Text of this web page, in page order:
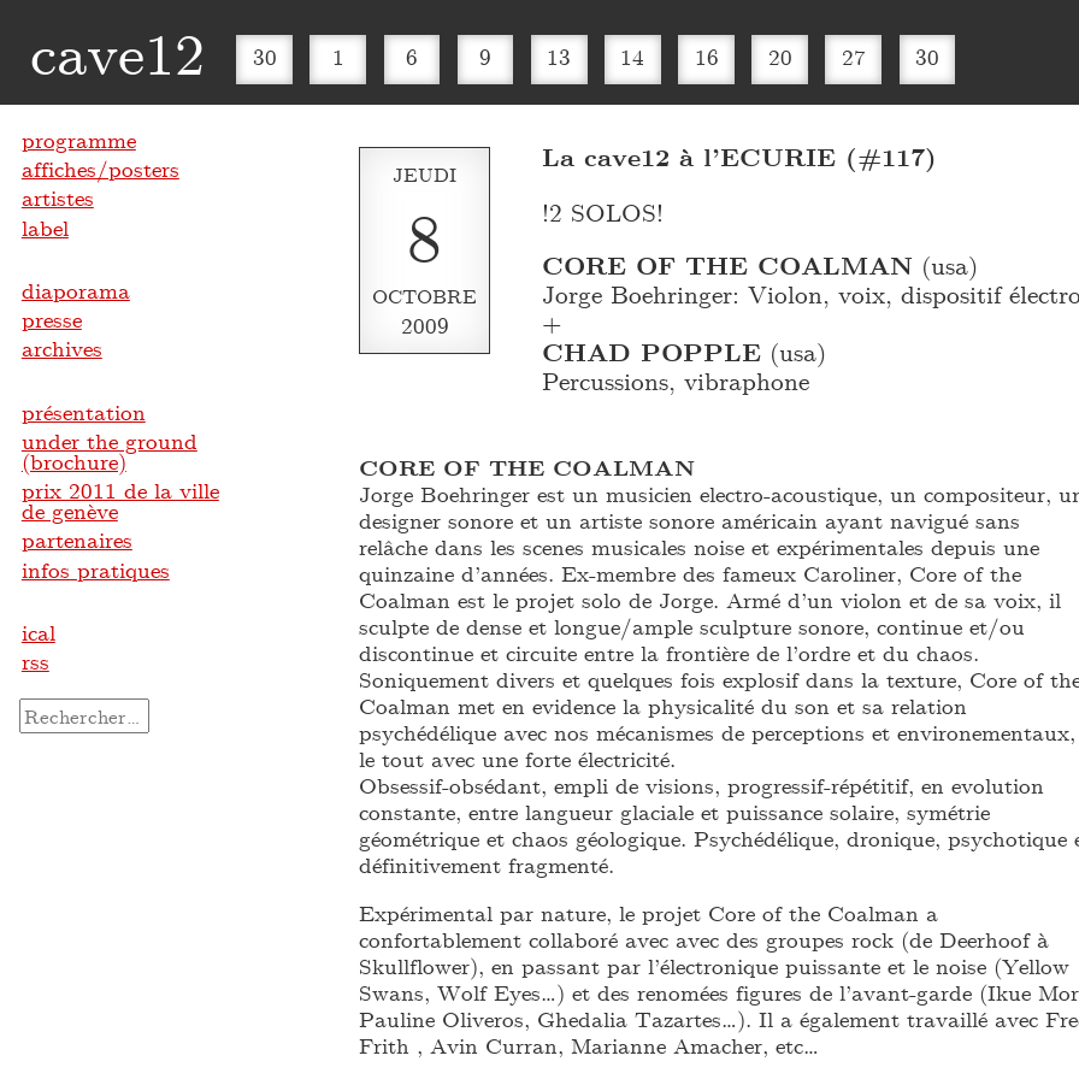
cave12 30 1 6 9 13 14 16 20 27 30
JEUDI
8
OCTOBRE
2009
La cave12 à l’ECURIE (#117)
!2 SOLOS!
CORE OF THE COALMAN (usa)
Jorge Boehringer: Violon, voix, dispositif
+
CHAD POPPLE (usa)
Percussions, vibraphone
CORE OF THE COALMAN
Jorge Boehringer est un musicien electro-acoustique, un compositeur,
designer sonore et un artiste sonore américain ayant navigué sans
relâche dans les scenes musicales noise et expérimentales depuis une
quinzaine d’années. Ex-membre des fameux Caroliner, Core of the
Coalman est le projet solo de Jorge. Armé d’un violon et de sa voix, il
sculpte de dense et longue/ample sculpture sonore, continue et/ou
discontinue et circuite entre la frontière de l’ordre et du chaos.
Soniquement divers et quelques fois explosif dans la texture, Core of
Coalman met en evidence la physicalité du son et sa relation
psychédélique avec nos mécanismes de perceptions et environementaux,
le tout avec une forte électricité.
Obsessif-obsédant, empli de visions, progressif-répétitif, en evolution
constante, entre langueur glaciale et puissance solaire, symétrie
géométrique et chaos géologique. Psychédélique, dronique, psychotique
définitivement fragmenté.
Expérimental par nature, le projet Core of the Coalman a
confortablement collaboré avec avec des groupes rock (de Deerhoof à
Skullflower), en passant par l’électronique puissante et le noise (Yellow
Swans, Wolf Eyes…) et des renomées figures de l’avant-garde (Ikue
Pauline Oliveros, Ghedalia Tazartes…). Il a également travaillé avec
Frith , Avin Curran, Marianne Amacher, etc…
programme
affiches/posters
artistes
label
diaporama
presse
archives
présentation
under the ground
(brochure)
prix 2011 de la ville
de genève
partenaires
infos pratiques
ical
rss
Rechercher :